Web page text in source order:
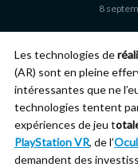
8
Les technologies de
(AR) sont en pleine
intéressantes que ne
technologies tentent
expériences de jeu t
PlayStation VR, de l’
demandent des